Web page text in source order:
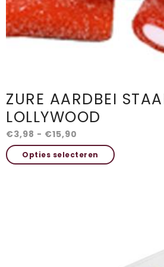
ZURE AARDBEI
LOLLYWOOD
€3,98 - €15,90
€3,98
tot
Opties selecteren
Dit
product
worden